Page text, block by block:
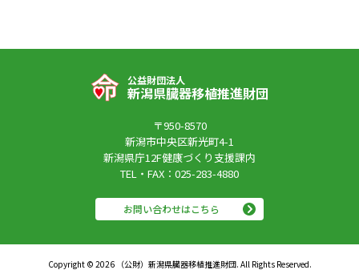
公益財団法人
新潟県臓器移植推進財団
〒950-8570
新潟市中央区新光町4-1
新潟県庁12F健康づくり支援課内
TEL・FAX：025-283-4880
お問い合わせはこちら
Copyright © 2026 （公財）新潟県臓器移植推進財団. All Rights Reserved.